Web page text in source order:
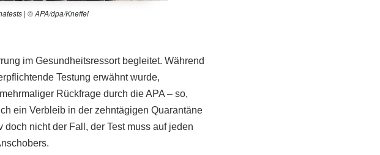
| © APA/dpa/Kneffel
im Gesundheitsressort begleitet. Während
Testung erwähnt wurde,
Rückfrage durch die APA – so,
ein Verbleib in der zehntägigen Quarantäne
nicht der Fall, der Test muss auf jeden